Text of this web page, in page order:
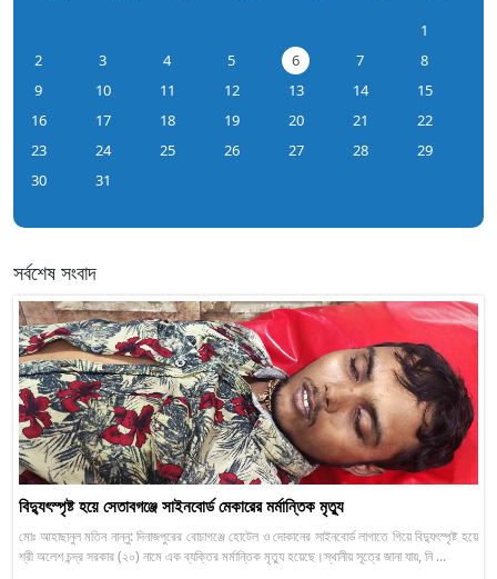
1
2
3 4 5 6 7
8
9
10 11 12 13 14
15
16
17 18 19 20 21
22
23
24 25 26 27 28
29
30
31
সর্বশেষ সংবাদ
বিদ্যুৎস্পৃষ্ট হয়ে সেতাবগঞ্জে সাইনবোর্ড মেকারের মর্মান্তিক মৃত্যু
মোঃ আহাছানুল মতিন নান্নু: দিনাজপুরের বোচাগঞ্জে হোটেল ও দোকানের সাইনবোর্ড লাগাতে গিয়ে বিদ্যুৎস্পৃষ্ট হয়ে
শ্রী অলেশ চন্দ্র সরকার (২০) নামে এক ব্যক্তির মর্মান্তিক মৃত্যু হয়েছে।স্থানীয় সূত্রে জানা যায়, নি ...